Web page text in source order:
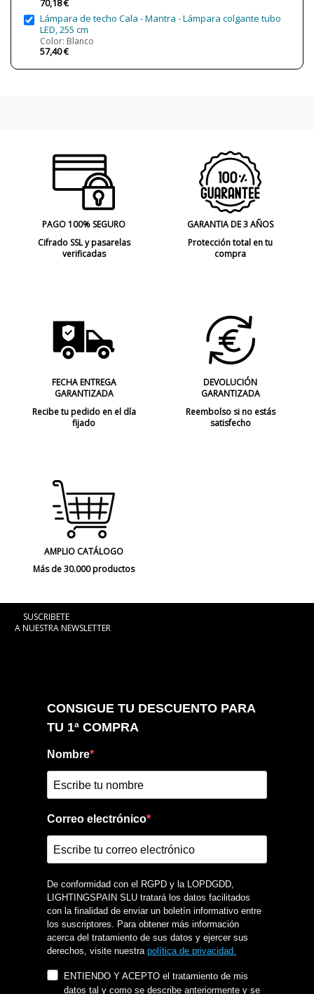
70,18 €
Lámpara de techo Cala - Mantra - Lámpara colgante tubo
LED, 255 cm
Color: Blanco
57,40 €
PAGO 100% SEGURO
Cifrado SSL y pasarelas
verificadas
GARANTIA DE 3 AÑOS
Protección total en tu
compra
FECHA ENTREGA
GARANTIZADA
Recibe tu pedido en el día
fijado
DEVOLUCIÓN
GARANTIZADA
Reembolso si no estás
satisfecho
AMPLIO CATÁLOGO
Más de 30.000 productos
SUSCRIBETE
A NUESTRA NEWSLETTER